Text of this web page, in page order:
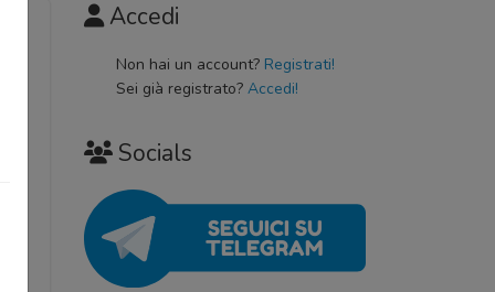
Accedi
Non hai un account? Registrati!
Sei già registrato? Accedi!
Socials